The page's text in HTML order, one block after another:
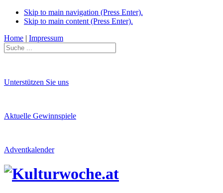
Skip to main navigation (Press Enter).
Skip to main content (Press Enter).
Home | Impressum
Unterstützen Sie uns
Aktuelle Gewinnspiele
Adventkalender